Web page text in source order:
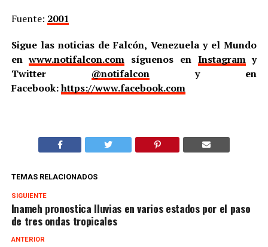
Fuente: 2001
Sigue las noticias de Falcón, Venezuela y el Mundo
enwww.notifalcon.com síguenos en Instagramy
Twitter @notifalcony en
Facebook:https://www.facebook.com
TEMAS RELACIONADOS
SIGUIENTE
Inameh pronostica lluvias en varios estados por el paso
de tres ondas tropicales
ANTERIOR